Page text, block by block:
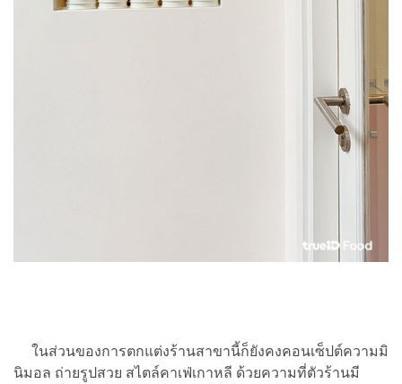
ในส่วนของการตกแต่งร้านสาขานี้ก็ยังคงคอนเซ็ปต์ความมิ
นิมอล ถ่ายรูปสวย สไตล์คาเฟ่เกาหลี ด้วยความที่ตัวร้านมี